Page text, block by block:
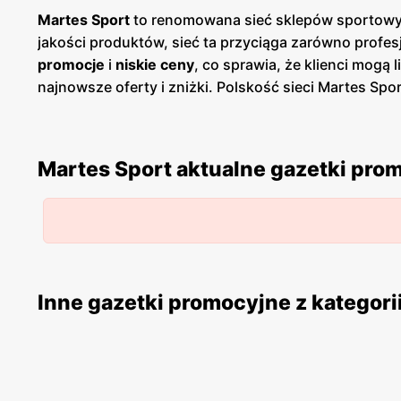
Martes Sport to renomowana sieć sklepów
jakości produktów, sieć ta przyciąga zarówno
promocje i niskie ceny, co sprawia, że klienci mogą
najnowsze oferty i zniżki. Polskość sieci Martes
klientów ceniących krajowe produkty. Sklepy
atrakcyjnymi. Sieć regularnie organizuje wyprzedaże
wysokiej jakości sprzętu sportowego w
przeszkoleni i potrafią doradzić w wyborze
doborze produktów dostosowanych do ich
mogą być na bieżąco z aktualnymi ofertami.Martes
Martes Sport aktualne gazetki
Inne gazetki promocyjne z